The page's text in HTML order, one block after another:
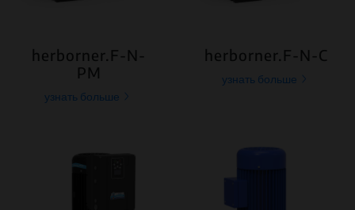
herborner.F-N-
PM
узнать больше
herborner.F-N-C
узнать больше